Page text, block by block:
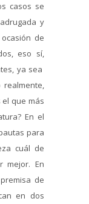
casos se
y
de
eso sí,
ya sea
que más
En el
para
cuál de
mejor. En
de
en dos